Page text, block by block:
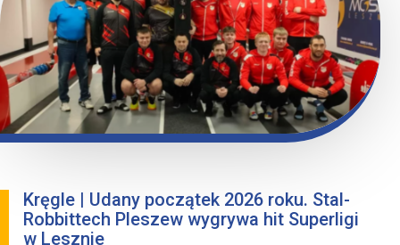
Kręgle | Udany początek 2026 roku. Stal-
Robbittech Pleszew wygrywa hit Superligi
w Lesznie